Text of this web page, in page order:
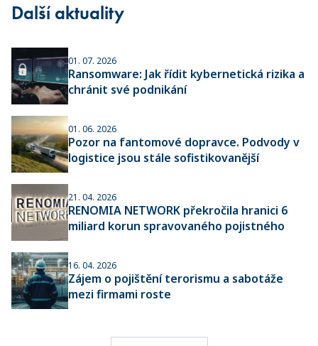
Další aktuality
01. 07. 2026
Ransomware: Jak řídit kybernetická rizika a
chránit své podnikání
01. 06. 2026
Pozor na fantomové dopravce. Podvody v
logistice jsou stále sofistikovanější
21. 04. 2026
RENOMIA NETWORK překročila hranici 6
miliard korun spravovaného pojistného
16. 04. 2026
Zájem o pojištění terorismu a sabotáže
mezi firmami roste